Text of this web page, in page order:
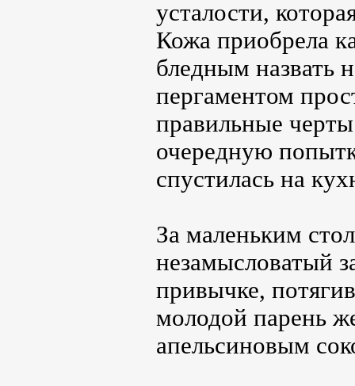
усталости,
Кожа приобрела
бледным назвать
пергаментом
правильные
очередную
спустилась на
За маленьким
незамысловатый
привычке,
молодой парень
апельсиновым